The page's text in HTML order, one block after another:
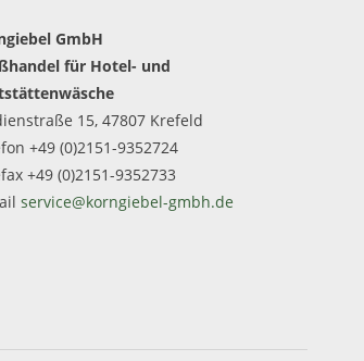
GmbH
für Hotel- und
15, 47807 Krefeld
+49 (0)2151-9352724
+49 (0)2151-9352733
service@korngiebel-gmbh.de